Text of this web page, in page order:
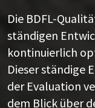
Die BDFL-
ständigen
kontinuierlich
Dieser ständige
der Evaluation
dem Blick über